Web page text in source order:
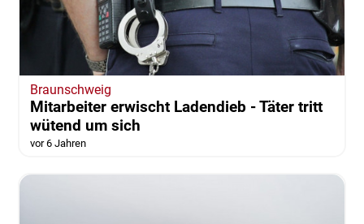
Braunschweig
Mitarbeiter erwischt Ladendieb - Täter tritt
wütend um sich
vor 6 Jahren